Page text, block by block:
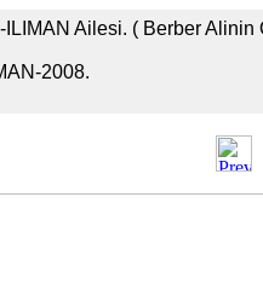
Ailesi. ( Berber Alinin
2008.